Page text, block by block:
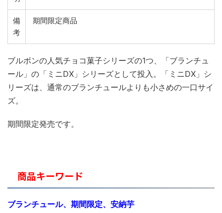
備
考
期間限定商品
ブルボンの人気チョコ菓子シリーズの1つ、「ブランチュ
ール」の「ミニDX」シリーズとして投入。「ミニDX」シ
リーズは、通常のブランチュールよりも小さめの一口サイ
ズ。
期間限定発売です。
商品キーワード
ブランチュール、期間限定、安納芋